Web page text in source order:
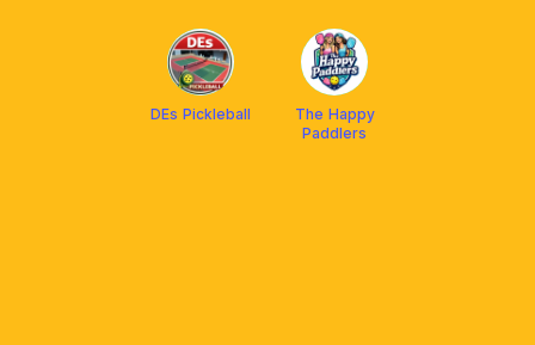
DEs Pickleball
The Happy
Paddlers